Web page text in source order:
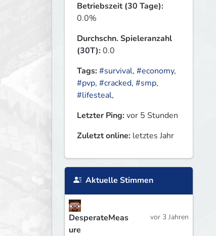
Betriebszeit (30 Tage):
0.0%
Durchschn. Spieleranzahl
(30T):0.0
Tags:#survival, #economy,
#pvp, #cracked, #smp,
#lifesteal,
Letzter Ping:vor 5 Stunden
Zuletzt online: letztes Jahr
Aktuelle Stimmen
DesperateMeas
ure
vor 3 Jahren